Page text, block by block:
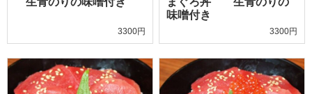
3300円
味噌付き
3300円